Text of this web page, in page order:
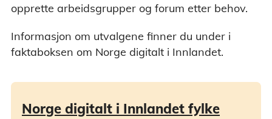
opprette arbeidsgrupper og forum etter behov.
Informasjon om utvalgene finner du under i
faktaboksen om Norge digitalt i Innlandet.
Norge digitalt i Innlandet fylke